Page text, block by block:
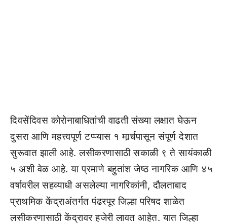
दिवसेंदिवस कोरोनाबाधितांची वाढती संख्या लक्षात घेऊन
दुसरा आणि महत्त्वपूर्ण टप्प्यास १ मार्र्चपासून संपूर्ण देशात
सुरूवात झाली आहे. लसीकरणासाठी सकाळी ९ ते सायंकाळी
५ अशी वेळ आहे. या प्रमाणे बहुतांश जेष्ठ नागरिक आणि ४५
वर्षावरील सहव्याधी असलेल्या नागरिकांनी, दौलताबाद
प्राथमिक केंद्राअंतर्गत पंढरपूर जिल्हा परिषद शाळेत
लसीकरणासाठी केंद्रावर हजेरी लावत आहेत. यात जिल्हा